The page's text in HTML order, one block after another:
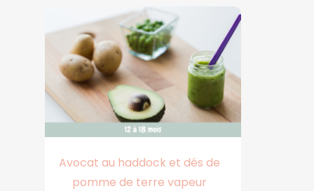
Avocat au haddock et dés de
pomme de terre vapeur